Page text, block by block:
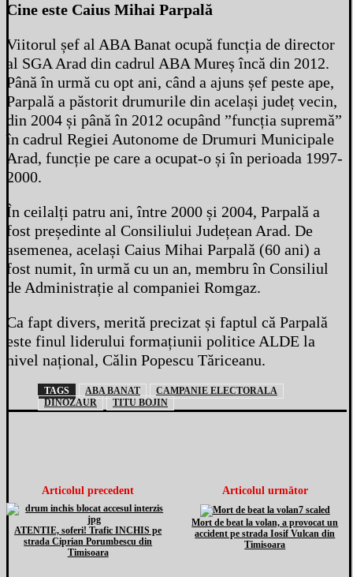
Cine este Caius Mihai Parpală
Viitorul șef al ABA Banat ocupă funcția de director
al SGA Arad din cadrul ABA Mureș încă din 2012.
Până în urmă cu opt ani, când a ajuns șef peste ape,
Parpală a păstorit drumurile din același județ vecin,
din 2004 și până în 2012 ocupând ”funcția supremă”
în cadrul Regiei Autonome de Drumuri Municipale
Arad, funcție pe care a ocupat-o și în perioada 1997-
2000.
În ceilalți patru ani, între 2000 și 2004, Parpală a
fost președinte al Consiliului Județean Arad. De
asemenea, același Caius Mihai Parpală (60 ani) a
fost numit, în urmă cu un an, membru în Consiliul
de Administrație al companiei Romgaz.
Ca fapt divers, merită precizat și faptul că Parpală
este finul liderului formațiunii politice ALDE la
nivel național, Călin Popescu Tăriceanu.
TAGS ABA BANAT
CAMPANIE ELECTORALA
DINOZAUR
TITU BOJIN
Articolul precedent
ATENTIE, soferi! Trafic INCHIS pe
strada Ciprian Porumbescu din
Timisoara
Articolul următor
Mort de beat la volan, a provocat un
accident pe strada Iosif Vulcan din
Timisoara